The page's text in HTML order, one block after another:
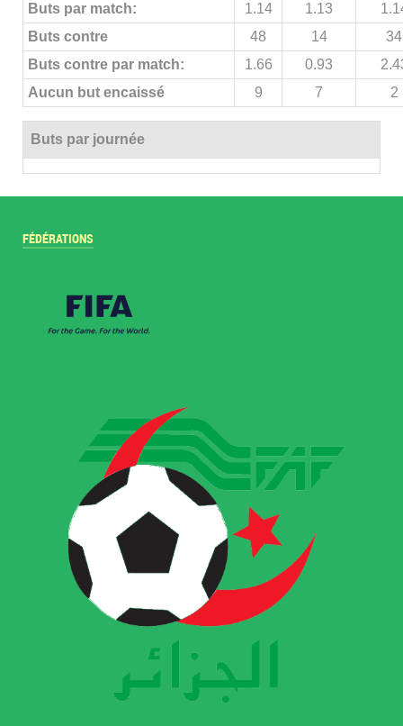
Buts par match:
1.14 1.13
Buts contre
48 14
34
Buts contre par match:
1.66 0.93
Aucun but encaissé
9 7 2
Buts par journée
FÉDÉRATIONS